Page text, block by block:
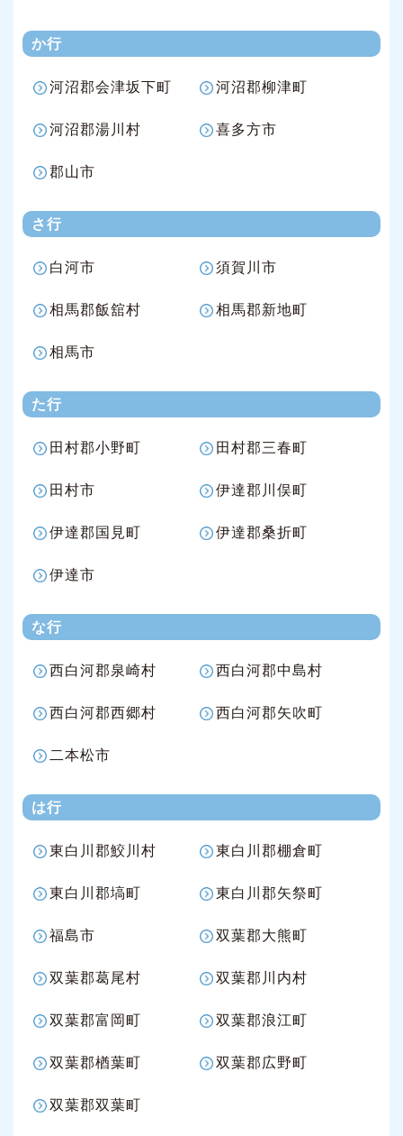
か行
河沼郡会津坂下町 河沼郡柳津町
河沼郡湯川村 喜多方市
郡山市
さ行
白河市 須賀川市
相馬郡飯舘村 相馬郡新地町
相馬市
た行
田村郡小野町 田村郡三春町
田村市 伊達郡川俣町
伊達郡国見町 伊達郡桑折町
伊達市
な行
西白河郡泉崎村 西白河郡中島村
西白河郡西郷村 西白河郡矢吹町
二本松市
は行
東白川郡鮫川村 東白川郡棚倉町
東白川郡塙町 東白川郡矢祭町
福島市 双葉郡大熊町
双葉郡葛尾村 双葉郡川内村
双葉郡富岡町 双葉郡浪江町
双葉郡楢葉町 双葉郡広野町
双葉郡双葉町